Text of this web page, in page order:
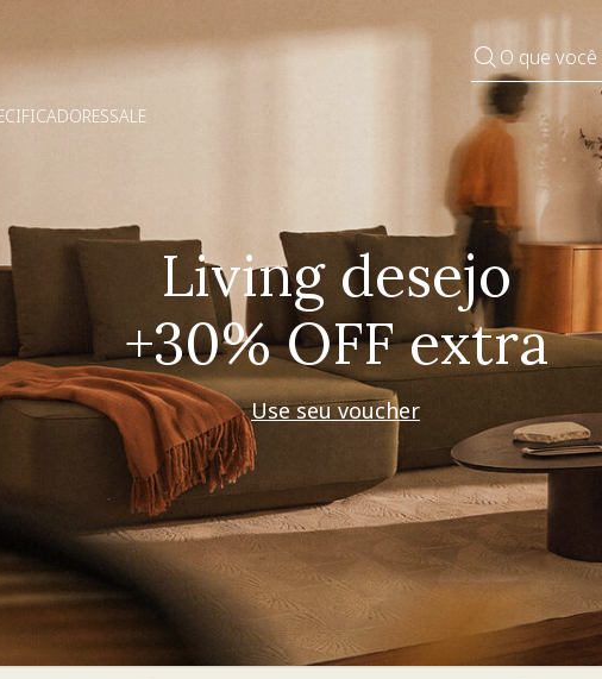
O que
SALE
Pequenos rituais
Grandes mudanças
Decorar